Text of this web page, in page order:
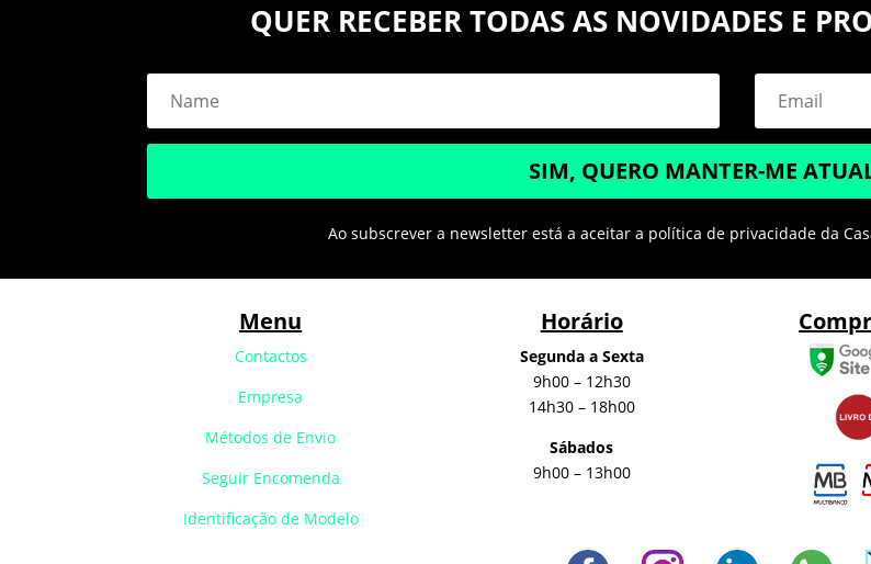
QUER RECEBER TODAS AS NOVIDADES E
SIM, QUERO MANTER-ME
Ao subscrever a newsletter está a aceitar a política de privacidade da
Menu
Contactos
Empresa
Métodos de Envio
Seguir Encomenda
Identificação de Modelo
Horário
Segunda a Sexta
9h00 – 12h30
14h30 – 18h00
Sábados
9h00 – 13h00